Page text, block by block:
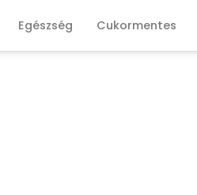
Egészség Cukormentes